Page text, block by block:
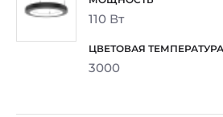
110 Вт
3000